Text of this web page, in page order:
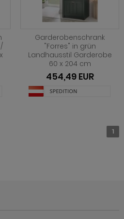
Garderobenschrank
"Forres" in grün
Landhausstil Garderobe
60 x 204 cm
454,49 EUR
1